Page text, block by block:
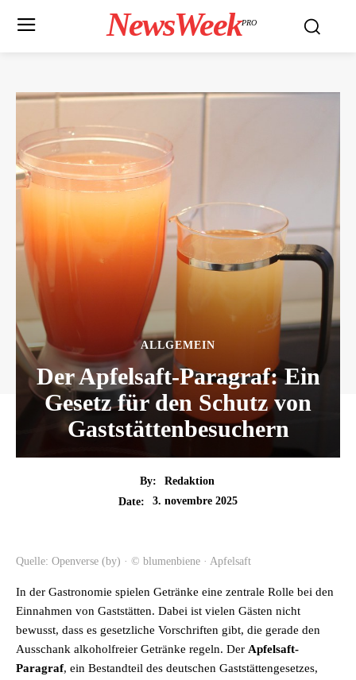
NewsWeekPRO
ALLGEMEIN
Der Apfelsaft-Paragraf: Ein
Gesetz für den Schutz von
Gaststättenbesuchern
By:
Redaktion
Date:
3. novembre 2025
Quelle: Openverse (by) · © blumenbiene · Apfelsaft
In der Gastronomie spielen Getränke eine zentrale Rolle bei den
Einnahmen von Gaststätten. Dabei ist vielen Gästen nicht
bewusst, dass es gesetzliche Vorschriften gibt, die gerade den
Ausschank alkoholfreier Getränke regeln. Der Apfelsaft-
Paragraf, ein Bestandteil des deutschen Gaststättengesetzes,